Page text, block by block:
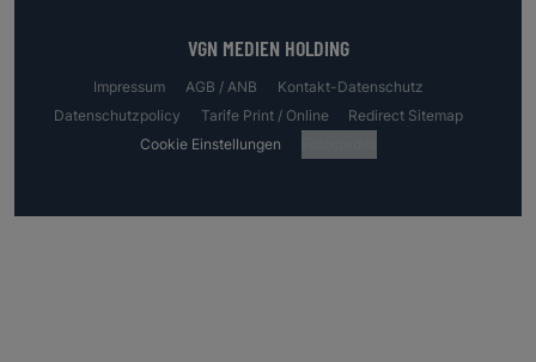
VGN MEDIEN HOLDING
Impressum AGB / ANB
Kontakt-Datenschutz
Datenschutzpolicy
Tarife Print / Online
Redirect Sitemap
Cookie Einstellungen